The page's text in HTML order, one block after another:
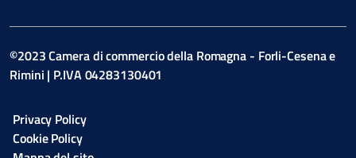
©2023 Camera di commercio della Romagna - Forli-Cesena e
Rimini | P.IVA 04283130401
Privacy Policy
Cookie Policy